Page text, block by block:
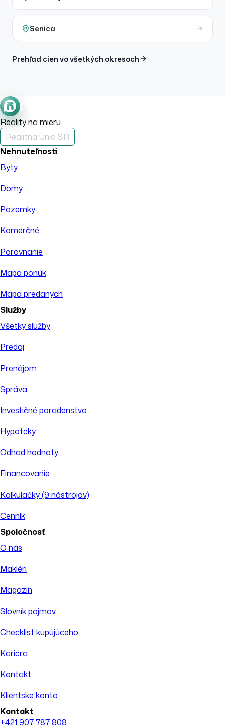
Senica
Prehľad cien vo všetkých okresoch
Reality na mieru.
Realitná Únia SR
Nehnuteľnosti
Byty
Domy
Pozemky
Komerčné
Porovnanie
Mapa ponúk
Mapa predaných
Služby
Všetky služby
Predaj
Prenájom
Správa
Investičné poradenstvo
Hypotéky
Odhad hodnoty
Financovanie
Kalkulačky (9 nástrojov)
Cenník
Spoločnosť
O nás
Makléri
Magazín
Slovník pojmov
Checklist kupujúceho
Kariéra
Kontakt
Klientske konto
Kontakt
+421 907 787 808